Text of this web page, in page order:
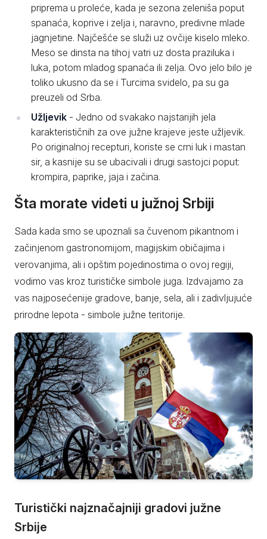
priprema u proleće, kada je sezona zeleniša poput
spanaća, koprive i zelja i, naravno, predivne mlade
jagnjetine. Najčešće se služi uz ovčije kiselo mleko.
Meso se dinsta na tihoj vatri uz dosta praziluka i
luka, potom mladog spanaća ili zelja. Ovo jelo bilo je
toliko ukusno da se i Turcima svidelo, pa su ga
preuzeli od Srba.
Užljevik - Jedno od svakako najstarijih jela
karakterističnih za ove južne krajeve jeste užljevik.
Po originalnoj recepturi, koriste se crni luk i mastan
sir, a kasnije su se ubacivali i drugi sastojci poput:
krompira, paprike, jaja i začina.
Šta morate videti u južnoj Srbiji
Sada kada smo se upoznali sa čuvenom pikantnom i
začinjenom gastronomijom, magijskim običajima i
verovanjima, ali i opštim pojedinostima o ovoj regiji,
vodimo vas kroz turističke simbole juga. Izdvajamo za
vas najposećenije gradove, banje, sela, ali i zadivljujuće
prirodne lepota - simbole južne teritorije.
Turistički najznačajniji gradovi južne
Srbije